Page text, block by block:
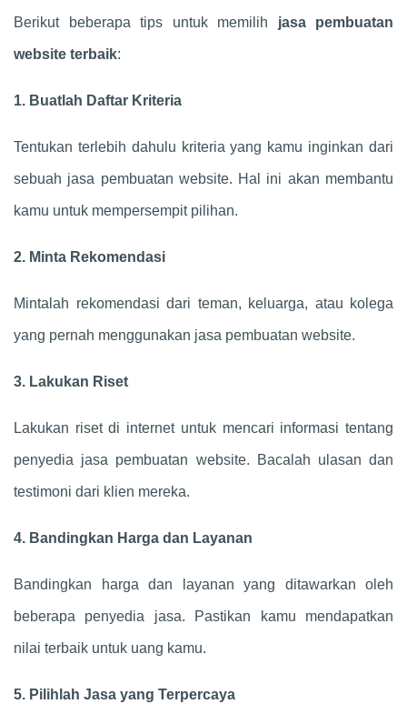
Berikut beberapa tips untuk memilih jasa pembuatan
website terbaik:
1. Buatlah Daftar Kriteria
Tentukan terlebih dahulu kriteria yang kamu inginkan dari
sebuah jasa pembuatan website. Hal ini akan membantu
kamu untuk mempersempit pilihan.
2. Minta Rekomendasi
Mintalah rekomendasi dari teman, keluarga, atau kolega
yang pernah menggunakan jasa pembuatan website.
3. Lakukan Riset
Lakukan riset di internet untuk mencari informasi tentang
penyedia jasa pembuatan website. Bacalah ulasan dan
testimoni dari klien mereka.
4. Bandingkan Harga dan Layanan
Bandingkan harga dan layanan yang ditawarkan oleh
beberapa penyedia jasa. Pastikan kamu mendapatkan
nilai terbaik untuk uang kamu.
5. Pilihlah Jasa yang Terpercaya